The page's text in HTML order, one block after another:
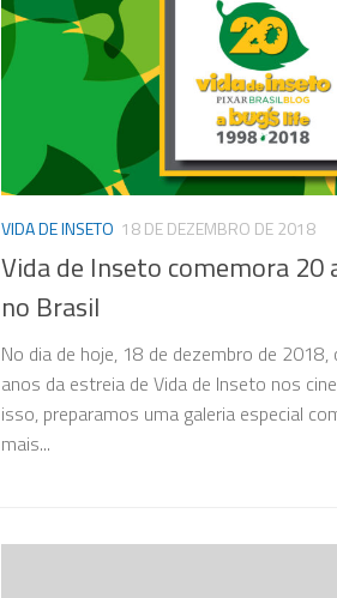
VIDA DE INSETO 18 DE DEZEMBRO DE 2018
Vida de Inseto comemora 20
no Brasil
No dia de hoje, 18 de dezembro de
anos da estreia de Vida de Inseto nos
isso, preparamos uma galeria especial
mais...